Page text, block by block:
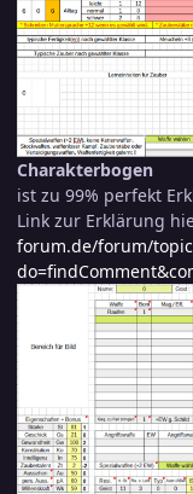
Charakterbogen
ist zu 99% perfekt
Link zur Erklärung
forum.de/forum/